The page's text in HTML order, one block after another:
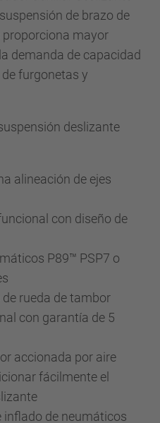
de brazo de
mayor
demanda de capacidad
furgonetas y
deslizante
alineación de ejes
con diseño de
P89™ PSP7 o
rueda de tambor
con garantía de 5
accionada por aire
fácilmente el
inflado de neumáticos